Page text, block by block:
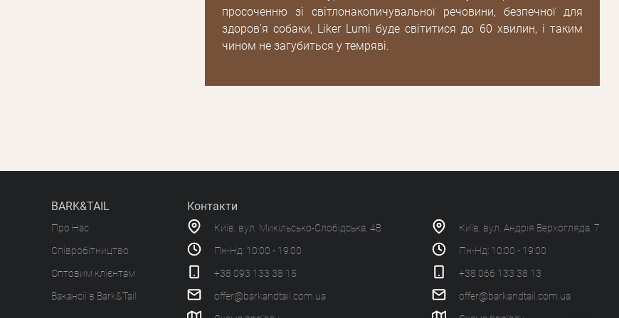
просоченню зі світлонакопичувальної речовини, безпечної для
здоров'я собаки, Liker Lumi буде світитися до 60 хвилин, і таким
чином не загубиться у темряві.
BARK&TAIL
Про Нас
Співробітництво
Оптовим клієнтам
Вакансії в Bark&Tail
Контакти
Київ, вул. Микільсько-Слобідська, 4В
Пн-Нд: 10:00 - 19:00
+38 093 133 38 15
offer@barkandtail.com.ua
Київ, вул. Андрія Верхогляда, 7
Пн-Нд: 10:00 - 19:00
+38 066 133 38 13
offer@barkandtail.com.ua